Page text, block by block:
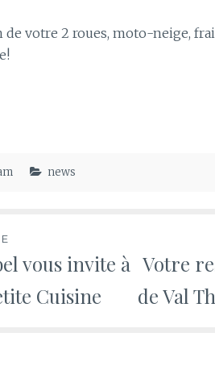
votre 2 roues, moto-neige,
news
vous invite à
Cuisine
Votre
de Val